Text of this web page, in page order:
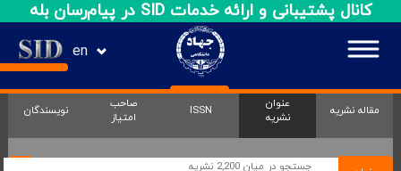
کانال پشتیبانی و ارائه خدمات SID در پیام‌رسان بله
مقاله نشریه
عنوان
نشریه
ISSN
صاحب
امتیاز
نویسندگان